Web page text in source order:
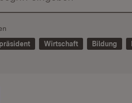
Wirtschaft Bildung